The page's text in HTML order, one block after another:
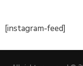
[instagram-feed]